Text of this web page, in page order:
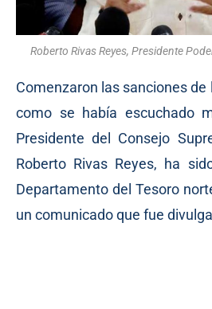
Roberto Rivas Reyes, Presidente
Comenzaron las sanciones de
como se había escuchado
Presidente del Consejo
Roberto Rivas Reyes, ha
Departamento del Tesoro
un comunicado que fue